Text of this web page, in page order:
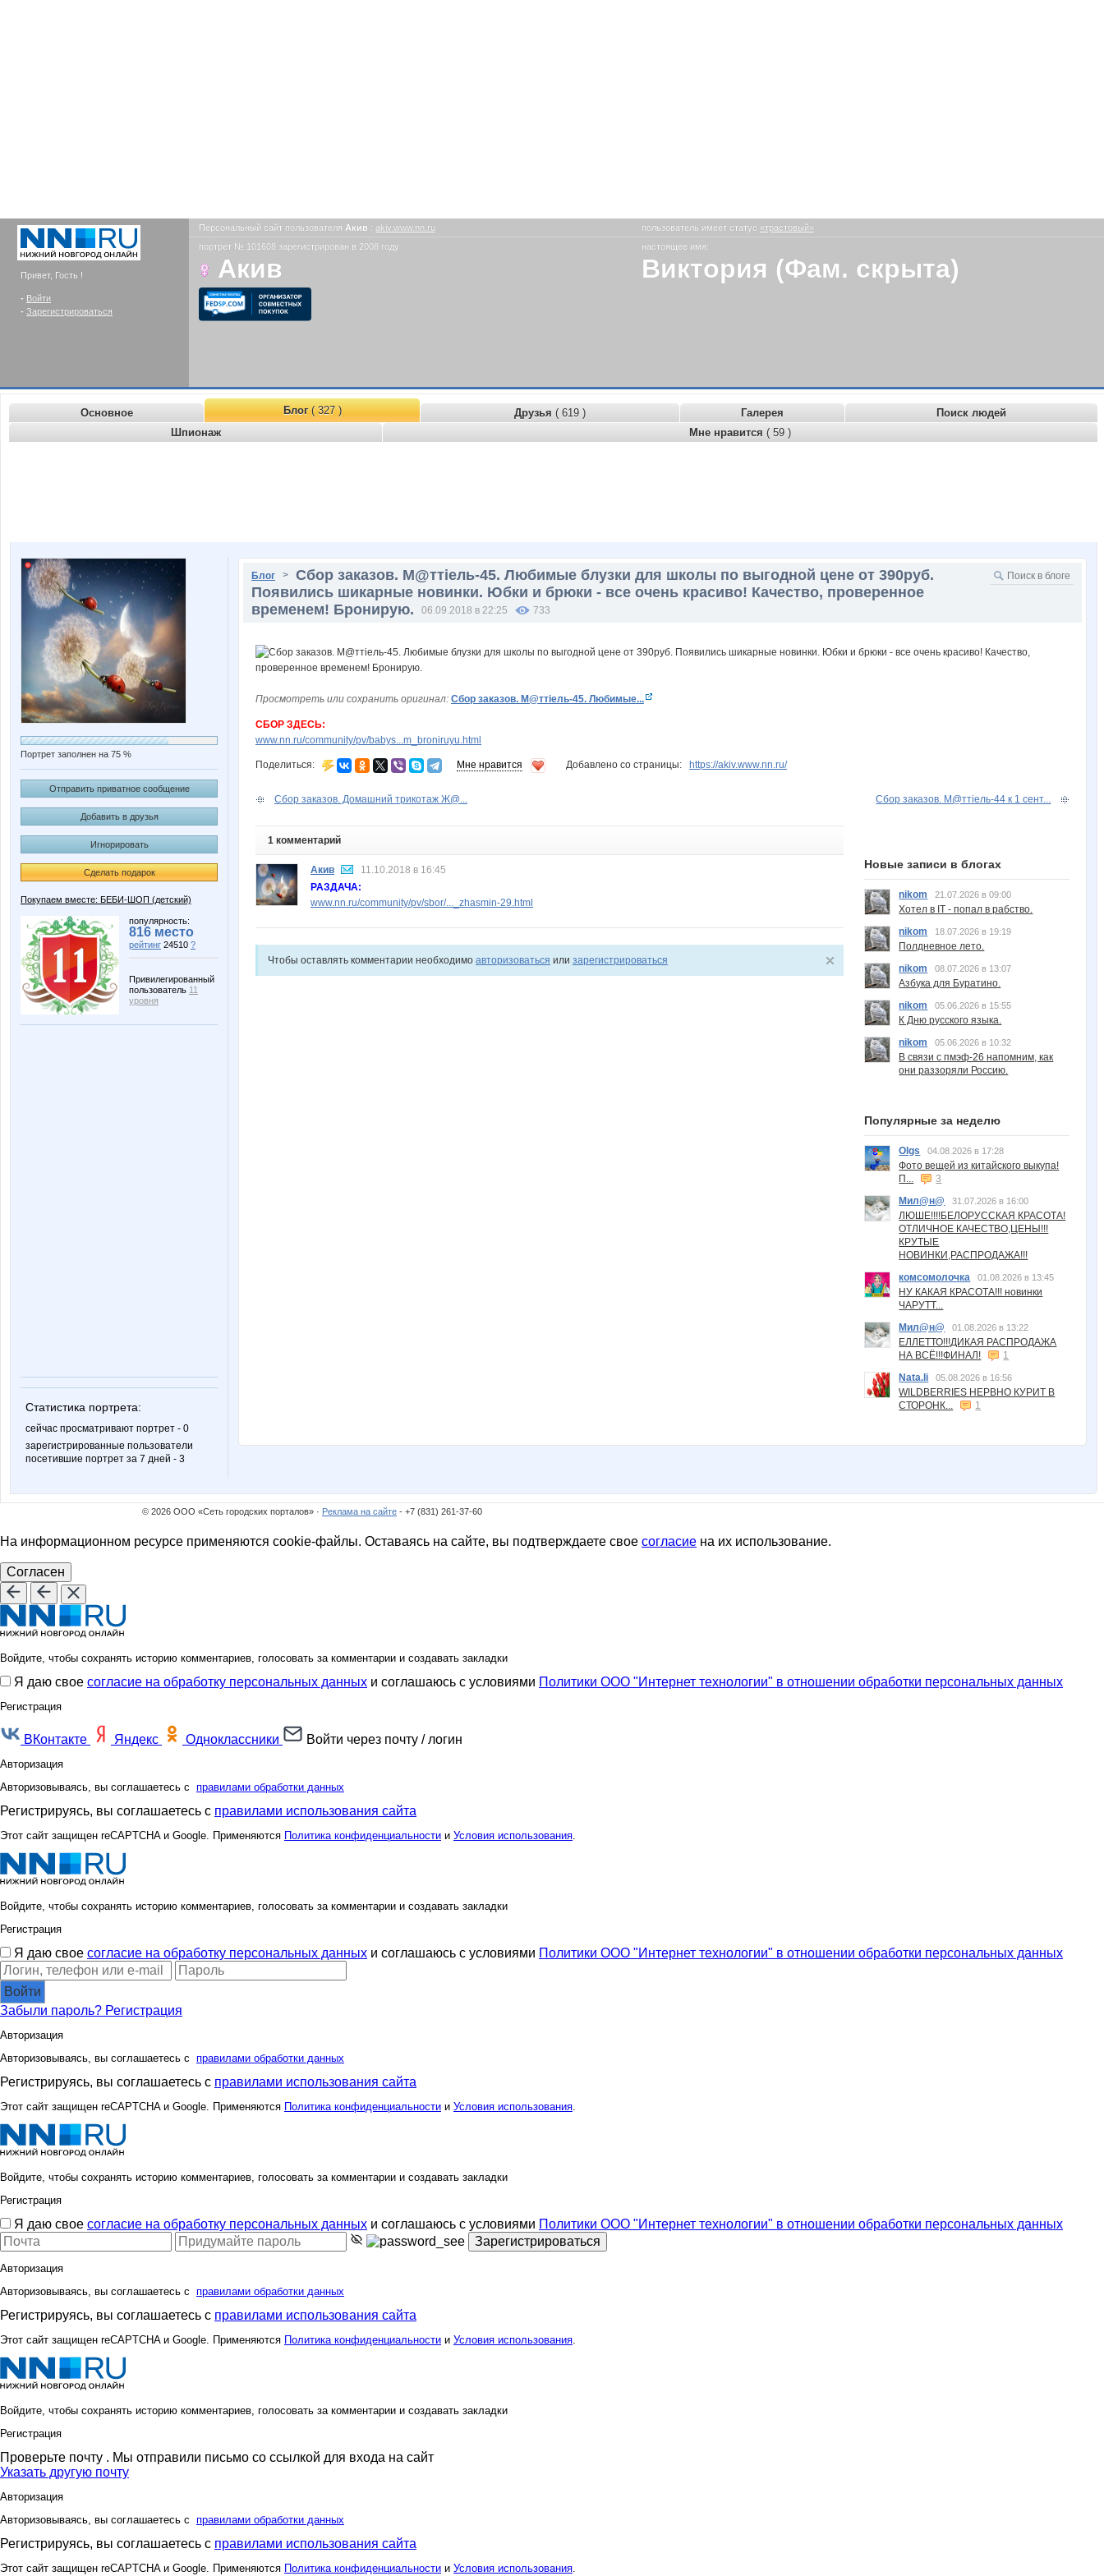
Привет, Гость !
- Войти
- Зарегистрироваться
Персональный сайт пользователя Акив : akiv.www.nn.ru пользователь имеет статус «трастовый»
портрет № 101608 зарегистрирован в 2008 году
Акив
настоящее имя:
Виктория (Фам. скрыта)
Основное Блог( 327 ) Друзья ( 619 ) Галерея
Поиск людей
Шпионаж
Мне нравится ( 59 )
Портрет заполнен на 75 %
Отправить приватное сообщение
Добавить в друзья
Игнорировать
Сделать подарок
Покупаем вместе: БЕБИ-ШОП (детский)
популярность:
816 место
рейтинг 24510 ?
Привилегированный
пользователь 11
уровня
Статистика портрета:
сейчас просматривают портрет - 0
зарегистрированные пользователи
посетившие портрет за 7 дней - 3
Блог > Сбор заказов. М@ттiель-45. Любимые блузки для школы по выгодной цене от 390руб.
Появились шикарные новинки. Юбки и брюки - все очень красиво! Качество, проверенное
временем! Бронирую.
06.09.2018 в 22:25 733
Просмотреть или сохранить оригинал: Сбор заказов. М@ттiель-45. Любимые...
СБОР ЗДЕСЬ:
www.nn.ru/community/pv/babys...m_broniruyu.html
Поделиться: Мне нравится Добавлено со страницы: https://akiv.www.nn.ru/
Сбор заказов. Домашний трикотаж Ж@... Сбор заказов. М@ттiель-44 к 1 сент...
1 комментарий
Акив
11.10.2018 в 16:45
РАЗДАЧА:
www.nn.ru/community/pv/sbor/..._zhasmin-29.html
Чтобы оставлять комментарии необходимо авторизоваться или зарегистрироваться
Новые записи в блогах
nikom 21.07.2026 в 09:00
Хотел в IT - попал в рабство.
nikom
18.07.2026 в 19:19
Полдневное лето.
nikom
08.07.2026 в 13:07
Азбука для Буратино.
nikom
05.06.2026 в 15:55
К Дню русского языка.
nikom
05.06.2026 в 10:32
В связи с пмэф-26 напомним, как
они раззоряли Россию.
Популярные за неделю
Olgs 04.08.2026 в 17:28
Фото вещей из китайского выкупа!
П...
3
Мил@н@
31.07.2026 в 16:00
ЛЮШЕ!!!!БЕЛОРУССКАЯ КРАСОТА!
ОТЛИЧНОЕ КАЧЕСТВО,ЦЕНЫ!!!
КРУТЫЕ
НОВИНКИ,РАСПРОДАЖА!!!
комсомолочка
01.08.2026 в 13:45
НУ КАКАЯ КРАСОТА!!! новинки
ЧАРУТТ...
Мил@н@
01.08.2026 в 13:22
ЕЛЛЕТТО!!!ДИКАЯ РАСПРОДАЖА
НА ВСЁ!!!ФИНАЛ!
1
Nata.li
05.08.2026 в 16:56
WILDBERRIES НЕРВНО КУРИТ В
СТОРОНК...
1
© 2026 ООО «Сеть городских порталов» · Реклама на сайте - +7 (831) 261-37-60
На информационном ресурсе применяются cookie-файлы. Оставаясь на сайте, вы подтверждаете свое согласие на их использование.
Согласен
Войдите, чтобы сохранять историю комментариев, голосовать за комментарии и создавать закладки
Я даю свое согласие на обработку персональных данных и соглашаюсь с условиями Политики ООО "Интернет технологии" в отношении обработки персональных данных
Регистрация
ВКонтакте Яндекс Одноклассники Войти через почту / логин
Авторизация
Авторизовываясь, вы соглашаетесь с правилами обработки данных
Регистрируясь, вы соглашаетесь с правилами использования сайта
Этот сайт защищен reCAPTCHA и Google. Применяются Политика конфиденциальности и Условия использования.
Войдите, чтобы сохранять историю комментариев, голосовать за комментарии и создавать закладки
Регистрация
Я даю свое согласие на обработку персональных данных и соглашаюсь с условиями Политики ООО "Интернет технологии" в отношении обработки персональных данных
Войти
Забыли пароль? Регистрация
Авторизация
Авторизовываясь, вы соглашаетесь с правилами обработки данных
Регистрируясь, вы соглашаетесь с правилами использования сайта
Этот сайт защищен reCAPTCHA и Google. Применяются Политика конфиденциальности и Условия использования.
Войдите, чтобы сохранять историю комментариев, голосовать за комментарии и создавать закладки
Регистрация
Я даю свое согласие на обработку персональных данных и соглашаюсь с условиями Политики ООО "Интернет технологии" в отношении обработки персональных данных
Зарегистрироваться
Авторизация
Авторизовываясь, вы соглашаетесь с правилами обработки данных
Регистрируясь, вы соглашаетесь с правилами использования сайта
Этот сайт защищен reCAPTCHA и Google. Применяются Политика конфиденциальности и Условия использования.
Войдите, чтобы сохранять историю комментариев, голосовать за комментарии и создавать закладки
Регистрация
Проверьте почту . Мы отправили письмо со ссылкой для входа на сайт
Указать другую почту
Авторизация
Авторизовываясь, вы соглашаетесь с правилами обработки данных
Регистрируясь, вы соглашаетесь с правилами использования сайта
Этот сайт защищен reCAPTCHA и Google. Применяются Политика конфиденциальности и Условия использования.